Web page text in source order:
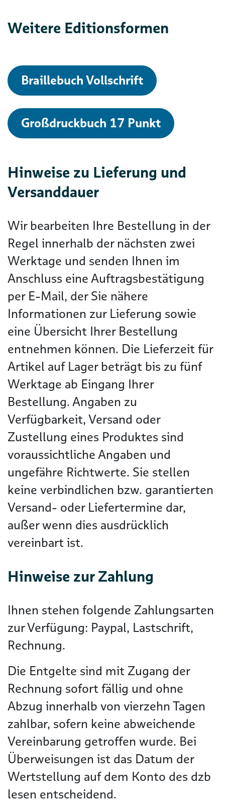
Weitere Editionsformen
Braillebuch Vollschrift
Großdruckbuch 17 Punkt
Hinweise zu Lieferung und
Versanddauer
Wir bearbeiten Ihre Bestellung in der
Regel innerhalb der nächsten zwei
Werktage und senden Ihnen im
Anschluss eine Auftragsbestätigung
per E-Mail, der Sie nähere
Informationen zur Lieferung sowie
eine Übersicht Ihrer Bestellung
entnehmen können. Die Lieferzeit für
Artikel auf Lager beträgt bis zu fünf
Werktage ab Eingang Ihrer
Bestellung. Angaben zu
Verfügbarkeit, Versand oder
Zustellung eines Produktes sind
voraussichtliche Angaben und
ungefähre Richtwerte. Sie stellen
keine verbindlichen bzw. garantierten
Versand- oder Liefertermine dar,
außer wenn dies ausdrücklich
vereinbart ist.
Hinweise zur Zahlung
Ihnen stehen folgende Zahlungsarten
zur Verfügung: Paypal, Lastschrift,
Rechnung.
Die Entgelte sind mit Zugang der
Rechnung sofort fällig und ohne
Abzug innerhalb von vierzehn Tagen
zahlbar, sofern keine abweichende
Vereinbarung getroffen wurde. Bei
Überweisungen ist das Datum der
Wertstellung auf dem Konto des dzb
lesen entscheidend.